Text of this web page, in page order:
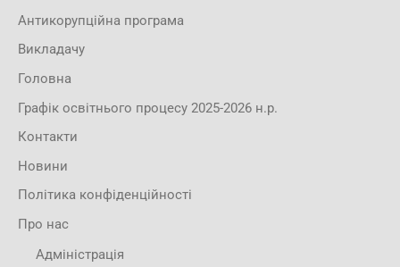
Антикорупційна програма
Викладачу
Головна
Графік освітнього процесу 2025-2026 н.р.
Контакти
Новини
Політика конфіденційності
Про нас
Адміністрація